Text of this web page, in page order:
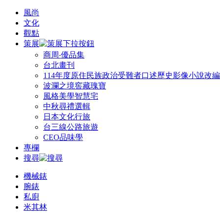
風尚
文化
觀點
策展
商周‧優品集
台北畫刊
114年度原住民族政治受難者口述歷史影像小說改
波瀾之境窖藏瑰寶
風格美學智慧宅
中秋尋禮選輯
日本文化行旅
台三線公路旅遊
CEO品味學
專欄
搜尋
機械錶
腕錶
私廚
米其林